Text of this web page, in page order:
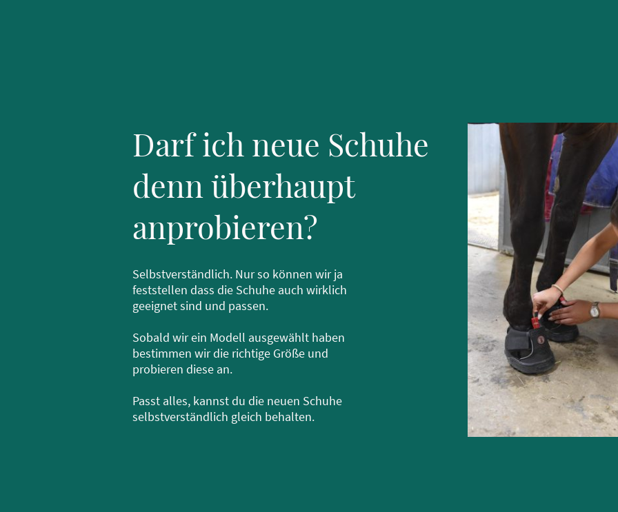
Darf ich neue Schuhe
denn überhaupt
anprobieren?
Selbstverständlich. Nur so können wir ja
feststellen dass die Schuhe auch wirklich
geeignet sind und passen.
Sobald wir ein Modell ausgewählt haben
bestimmen wir die richtige Größe und
probieren diese an.
Passt alles, kannst du die neuen Schuhe
selbstverständlich gleich behalten.